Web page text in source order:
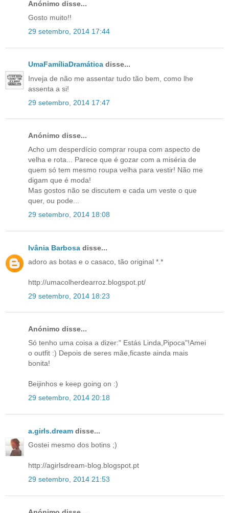
Anónimo disse...
Gosto muito!!
29 setembro, 2014 17:44
UmaFamíliaDramática disse...
Inveja de não me assentar tudo tão bem, como lhe
assenta a si!
29 setembro, 2014 17:47
Anónimo disse...
Acho um desperdício comprar roupa com aspecto de
velha e rota... Parece que é gozar com a miséria de
quem só tem mesmo roupa velha para vestir! Não me
digam que é moda!
Mas gostos não se discutem e cada um veste o que
quer, ou pode...
29 setembro, 2014 18:08
Ivânia Barbosa disse...
adoro as botas e o casaco, tão original *.*
http://umacolherdearroz.blogspot.pt/
29 setembro, 2014 18:23
Anónimo disse...
Só tenho uma coisa a dizer:" Estás Linda,Pipoca"!Amei
o outfit :) Depois de seres mãe,ficaste ainda mais
bonita!
Beijinhos e keep going on :)
29 setembro, 2014 20:18
a.girls.dream disse...
Gostei mesmo dos botins ;)
http://agirlsdream-blog.blogspot.pt
29 setembro, 2014 21:53